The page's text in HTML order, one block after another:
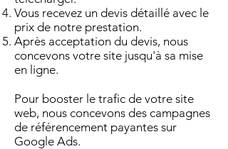
Vous recevez un devis détaillé avec le
prix de notre prestation.
Après acceptation du devis, nous
concevons votre site jusqu'à sa mise
en ligne.
Pour booster le trafic de votre site
web, nous concevons des campagnes
de référencement payantes sur
Google Ads.